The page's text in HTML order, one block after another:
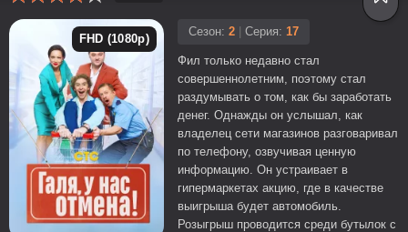
FHD (1080p)
Сезон: 2 Серия: 17
Фил только недавно стал
совершеннолетним, поэтому стал
раздумывать о том, как бы заработать
денег. Однажды он услышал, как
владелец сети магазинов разговаривал
по телефону, озвучивая ценную
информацию. Он устраивает в
гипермаркетах акцию, где в качестве
выигрыша будет автомобиль.
Розыгрыш проводится среди бутылок с